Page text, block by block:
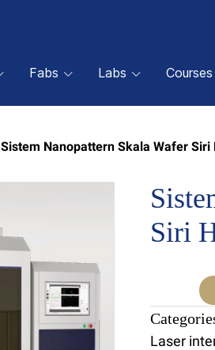
Fabs Labs Courses
Sistem Nanopattern Skala Wafer Siri
Siri
Laser